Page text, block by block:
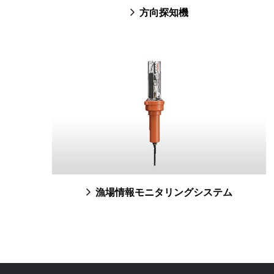
方向探知機
漁場情報モニタリングシステム